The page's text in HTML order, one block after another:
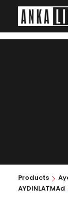
Products
AYDINLATMAd